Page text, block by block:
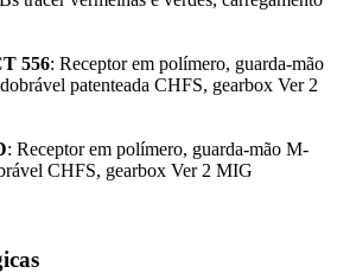
556: Receptor em polímero, guarda-mão
patenteada CHFS, gearbox Ver 2
: Receptor em polímero, guarda-mão M-
CHFS, gearbox Ver 2 MIG